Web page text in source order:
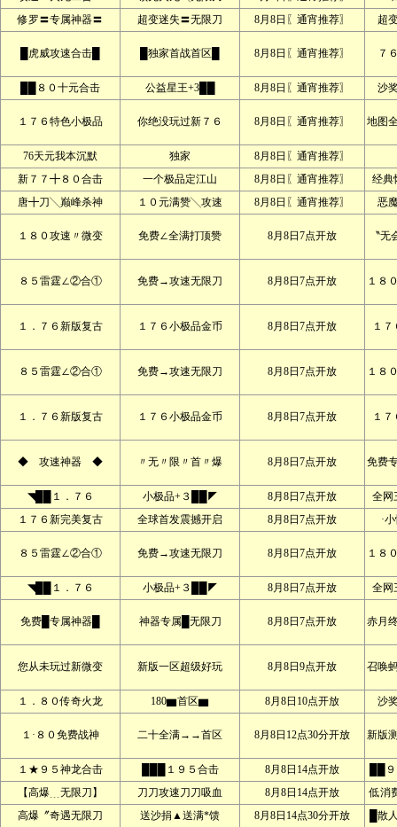
修罗〓专属神器〓
超变迷失〓无限刀 8月8日〖通宵推荐〗 超
█虎威攻速合击█ █独家首战首区█ 8月8日〖通宵推荐〗 ７
██８０十元合击 公益星王+3██ 8月8日〖通宵推荐〗 沙
１７６特色小极品 你绝没玩过新７６ 8月8日〖通宵推荐〗 地图
76天元我本沉默 独家
8月8日〖通宵推荐〗
新７７╋８０合击
一个极品定江山 8月8日〖通宵推荐〗
经
唐╋刀╲巅峰杀神
１０元满赞╲攻速 8月8日〖通宵推荐〗 恶
１８０攻速〃微变 免费∠全满打顶赞 8月8日7点开放 〝
８５雷霆∠②合① 免费→攻速无限刀 8月8日7点开放 １８
１．７６新版复古 １７６小极品金币 8月8日7点开放 １
８５雷霆∠②合① 免费→攻速无限刀 8月8日7点开放 １８
１．７６新版复古 １７６小极品金币 8月8日7点开放 １
◆ 攻速神器 ◆ 〃无〃限〃首〃爆 8月8日7点开放 免费
◥██１．７６ 小极品+３██◤ 8月8日7点开放
全网
１７６新完美复古
全球首发震撼开启 8月8日7点开放 ·
８５雷霆∠②合① 免费→攻速无限刀 8月8日7点开放 １８
◥██１．７６ 小极品+３██◤ 8月8日7点开放 全网
免费█专属神器█ 神器专属█无限刀 8月8日7点开放 赤月
您从未玩过新微变 新版一区超级好玩 8月8日9点开放 召唤
１．８０传奇火龙 180▆首区▆ 8月8日10点开放 沙
１·８０免费战神 二十全满→→首区 8月8日12点30分开放 新版
１★９５神龙合击 ███１９５合击 8月8日14点开放
██
【高爆﹍无限刀】
刀刀攻速刀刀吸血 8月8日14点开放
低消
高爆〞奇遇无限刀
送沙捐▲送满*馈 8月8日14点30分开放
█散